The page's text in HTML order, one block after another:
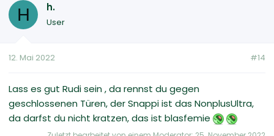
H h.
User
12. Mai 2022 #14
Lass es gut Rudi sein , da rennst du gegen
geschlossenen Türen, der Snappi ist das NonplusUltra,
da darfst du nicht kratzen, das ist blasfemie